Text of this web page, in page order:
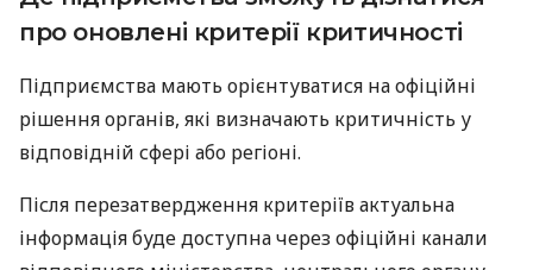
про оновлені критерії критичності
Підприємства мають орієнтуватися на офіційні
рішення органів, які визначають критичність у
відповідній сфері або регіоні.
Після перезатвердження критеріїв актуальна
інформація буде доступна через офіційні канали